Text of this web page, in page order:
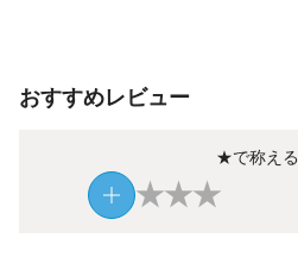
おすすめレビュー
★で称える
★★★